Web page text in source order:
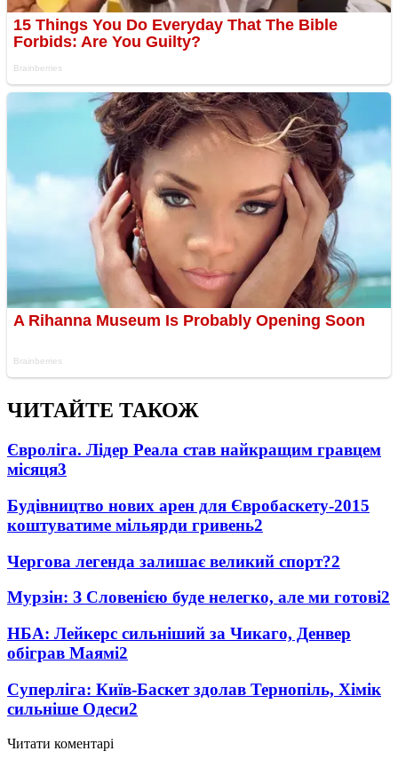
ЧИТАЙТЕ ТАКОЖ
Євроліга. Лідер Реала став найкращим гравцем
місяця3
Будівництво нових арен для Євробаскету-2015
коштуватиме мільярди гривень2
Чергова легенда залишає великий спорт?2
Мурзін: З Словенією буде нелегко, але ми готові2
НБА: Лейкерс сильніший за Чикаго, Денвер
обіграв Маямі2
Суперліга: Київ-Баскет здолав Тернопіль, Хімік
сильніше Одеси2
Читати коментарі